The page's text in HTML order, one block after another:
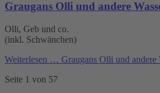
Graugans Olli und andere
Olli, Geb und co.
(inkl. Schwänchen)
Weiterlesen … Graugans Olli und andere
Seite 1 von 57